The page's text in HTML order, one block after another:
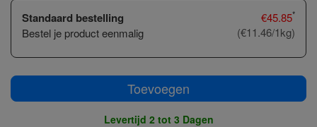
Standaard bestelling
Bestel je product eenmalig
€45.85*
(€11.46/1kg)
Toevoegen
Levertijd 2 tot 3 Dagen